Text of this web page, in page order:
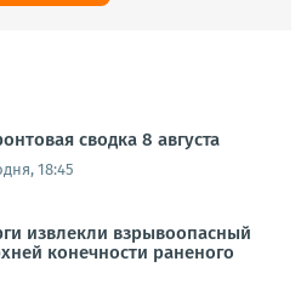
сводка 8 августа
18:45
извлекли взрывоопасный
конечности раненого